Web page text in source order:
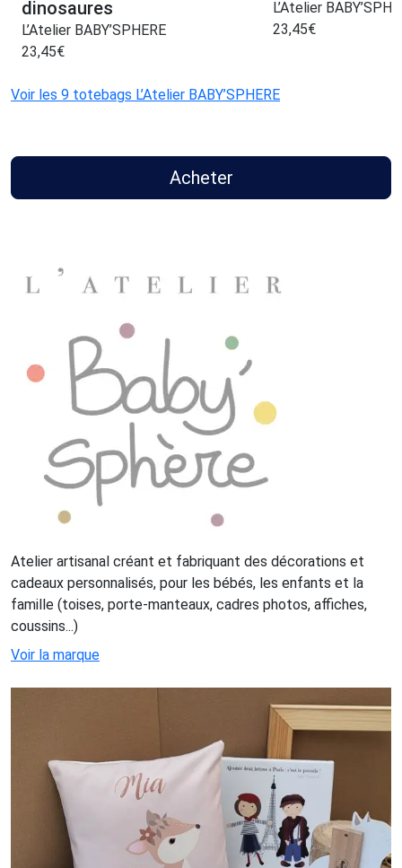
dinosaures
L’Atelier BABY’SPHERE
23,45€
L’Atelier
23,45€
Voir les 9 totebags L’Atelier BABY’SPHERE
Acheter
Atelier artisanal créant et fabriquant des décorations et
cadeaux personnalisés, pour les bébés, les enfants et la
famille (toises, porte-manteaux, cadres photos, affiches,
coussins...)
Voir la marque